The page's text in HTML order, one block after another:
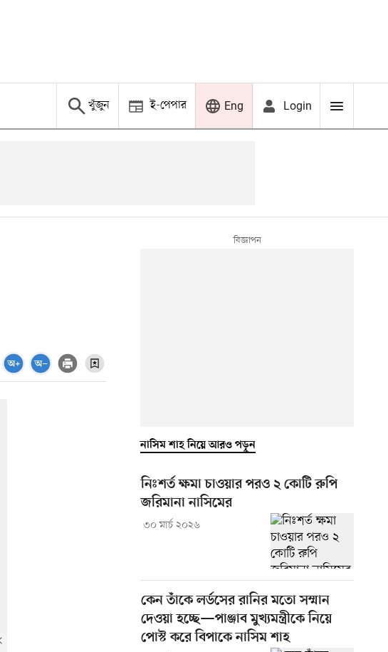
খুঁজুন ই-পেপার Eng Login
নাসিম শাহ নিয়ে আরও পড়ুন
নিঃশর্ত ক্ষমা চাওয়ার পরও ২ কোটি রুপি
জরিমানা নাসিমের
৩০ মার্চ ২০২৬
কেন তাঁকে লর্ডসের রানির মতো সম্মান
দেওয়া হচ্ছে—পাঞ্জাব মুখ্যমন্ত্রীকে নিয়ে
পোস্ট করে বিপাকে নাসিম শাহ